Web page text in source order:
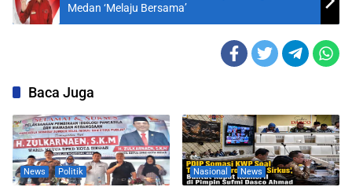
Medan ‘Melaju Bersama’
Baca Juga
News Politik Nasional News